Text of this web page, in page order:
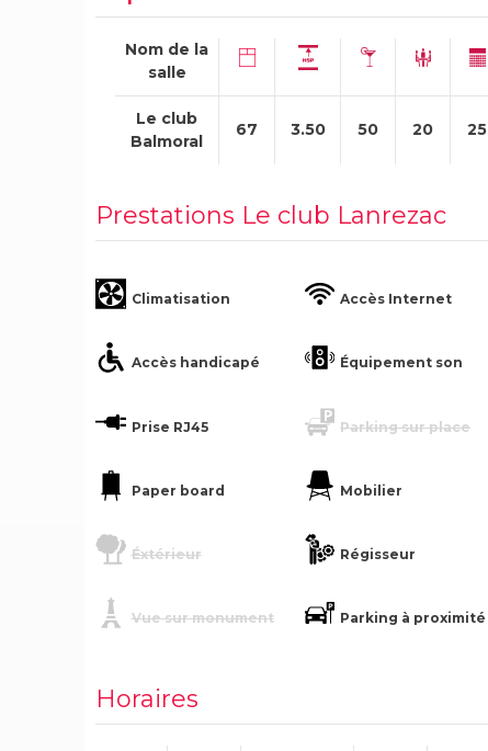
Nom de la
salle
Le club
Balmoral
67 3.50 50 20 25
Prestations Le club Lanrezac
Climatisation Accès Internet
Accès handicapé Équipement son
Prise RJ45 Parking sur place
Paper board Mobilier
Éxtérieur Régisseur
Vue sur monument Parking à proximité
Horaires